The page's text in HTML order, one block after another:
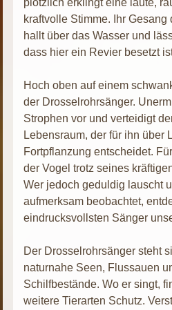
plötzlich erklingt eine laute,
kraftvolle Stimme. Ihr
hallt über das Wasser und
dass hier ein Revier besetzt
Hoch oben auf einem
der Drosselrohrsänger.
Strophen vor und verteidigt
Lebensraum, der für ihn über
Fortpflanzung entscheidet.
der Vogel trotz seines
Wer jedoch geduldig lauscht
aufmerksam beobachtet,
eindrucksvollsten Sänger
Der Drosselrohrsänger steht
naturnahe Seen, Flussauen
Schilfbestände. Wo er singt,
weitere Tierarten Schutz.